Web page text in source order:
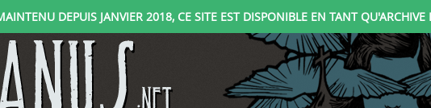
DEPUIS JANVIER 2018, CE SITE EST DISPONIBLE EN TANT